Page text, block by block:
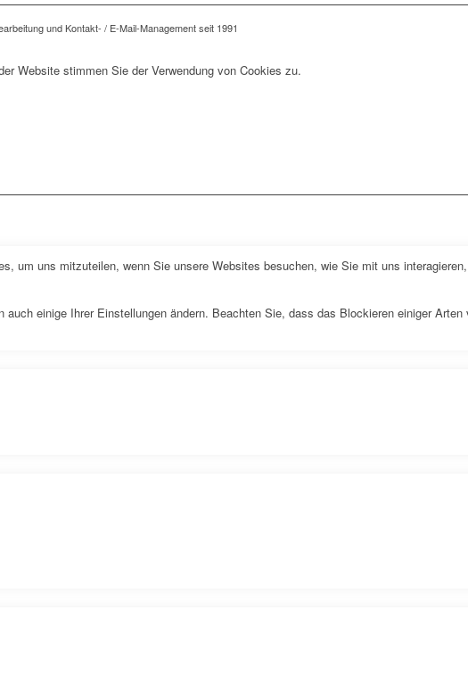
und Kontakt- / E-Mail-Management seit 1991
Website stimmen Sie der Verwendung von Cookies zu.
um uns mitzuteilen, wenn Sie unsere Websites besuchen, wie Sie mit uns
einige Ihrer Einstellungen ändern. Beachten Sie, dass das Blockieren einiger